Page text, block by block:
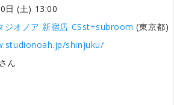
日 (土) 13:00
ジオノア 新宿店 CSst+subroom (東京都)
shinjuku/
ん